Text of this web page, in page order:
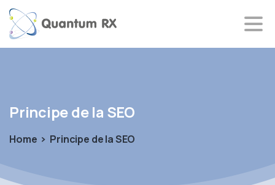
Principede la SEO
Home Principe de la SEO